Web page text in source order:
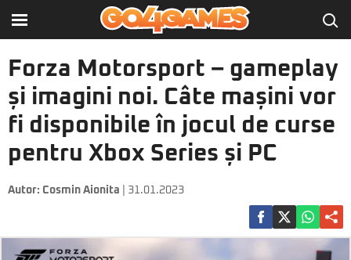
Forza Motorsport – gameplay
și imagini noi. Câte mașini vor
fi disponibile în jocul de curse
pentru Xbox Series și PC
Autor: Cosmin Aionita | 31.01.2023